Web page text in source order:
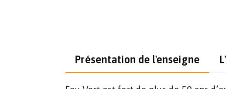
Présentation de l'enseigne